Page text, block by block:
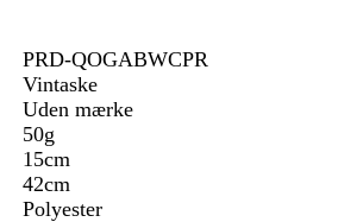
PRD-QOGABWCPR
Vintaske
Uden mærke
50g
15cm
42cm
Polyester